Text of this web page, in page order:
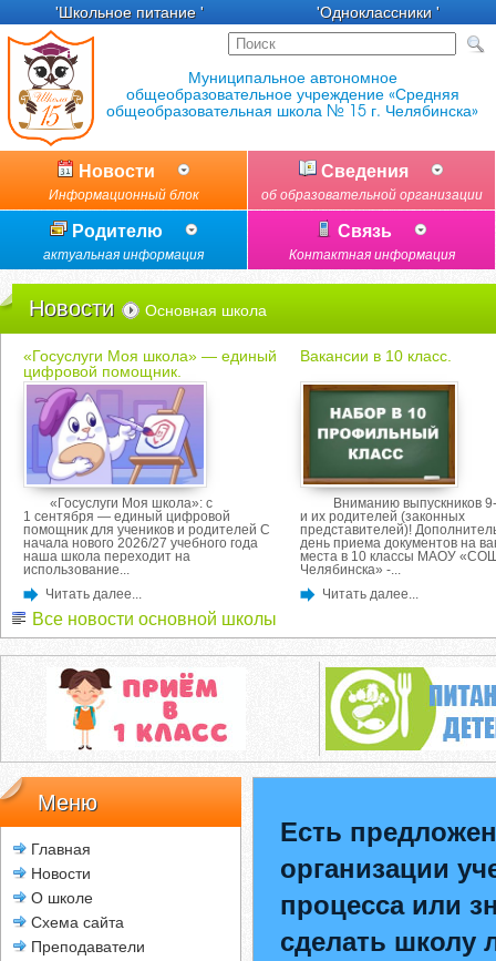
'Школьное питание ' 'Одноклассники '
Новости
Информационный блок
Сведения
об образовательной организации
Родителю
актуальная информация
Связь
Контактная информация
Новости Основная школа
«Госуслуги Моя школа» — единый
цифровой помощник.
«Госуслуги Моя школа»: с
1 сентября — единый цифровой
помощник для учеников и родителей С
начала нового 2026/27 учебного года
наша школа переходит на
использование...
Читать далее...
Вакансии в 10 класс.
Вниманию выпускников 9-
и их родителей (законных
представителей)!
день приема документов на
места в 10 классы МАОУ
Челябинска» -...
Читать далее...
Все новости основной школы
Меню
Главная
Новости
О школе
Схема сайта
Преподаватели
Есть
организации
процесса или
сделать школу